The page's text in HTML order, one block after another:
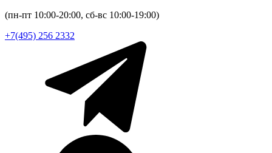
(пн-пт 10:00-20:00, сб-вс 10:00-19:00)
+7(495) 256 2332